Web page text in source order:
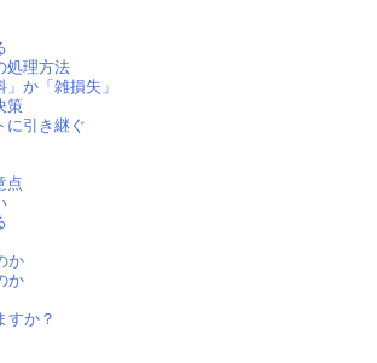
処理方法
か「雑損失」
策
に引き継ぐ
点
か
か
すか？